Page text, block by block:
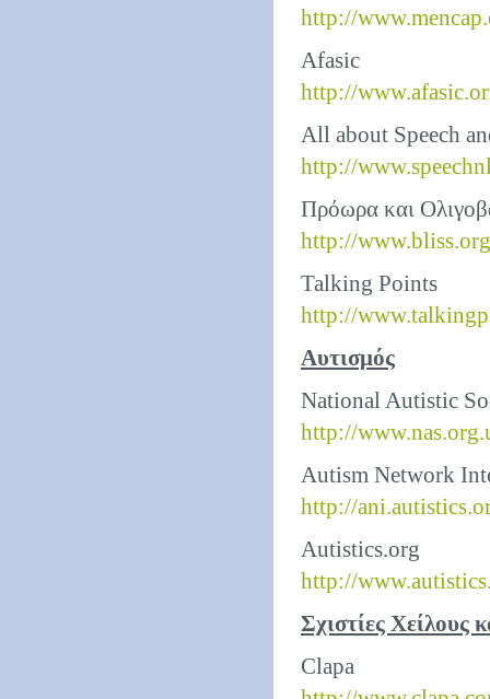
http://
Afasic
http://
All about Speech
http://
Πρόωρα και
http://
Talking Points
http://
Αυτισμός
National Autistic
http://
Autism Network
http://
Autistics.org
http://
Σχιστίες Χείλους
Clapa